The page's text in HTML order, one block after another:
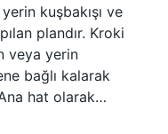
kuşbakışı ve
plandır. Kroki
veya yerin
bağlı kalarak
hat olarak…